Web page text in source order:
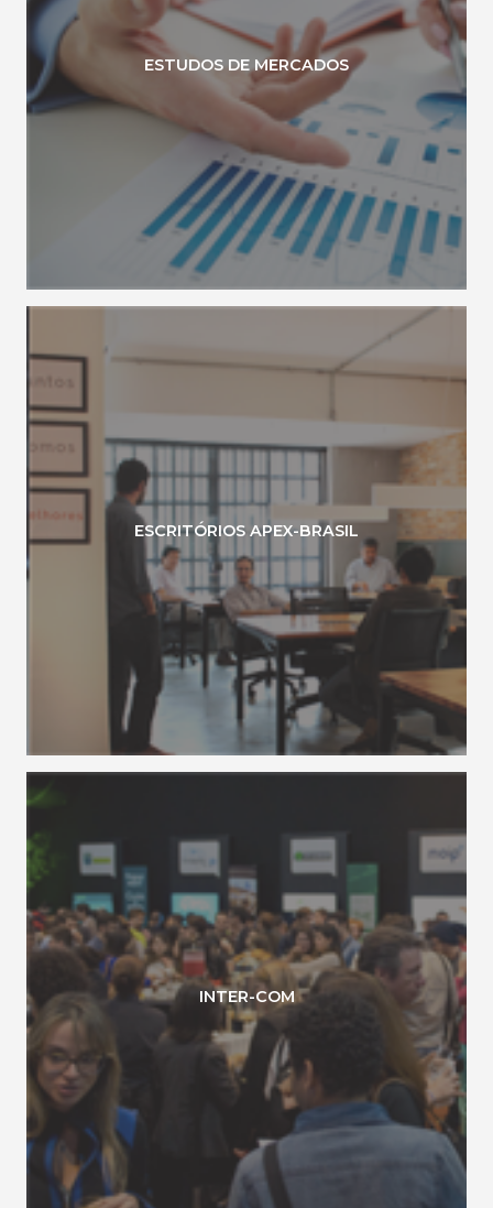
ESTUDOS DE MERCADOS
ESCRITÓRIOS APEX-BRASIL
INTER-COM